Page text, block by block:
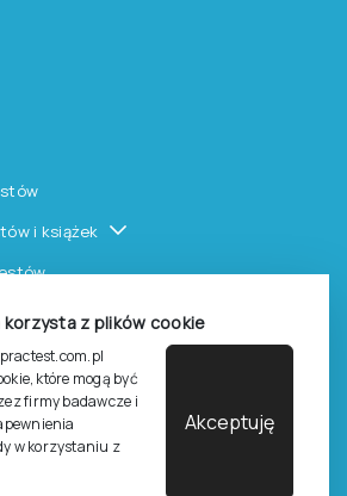
z plików cookie
które mogą być
firmy badawcze i
w korzystaniu z
Akceptuję
i książek
i pracowników naukowych uczelni